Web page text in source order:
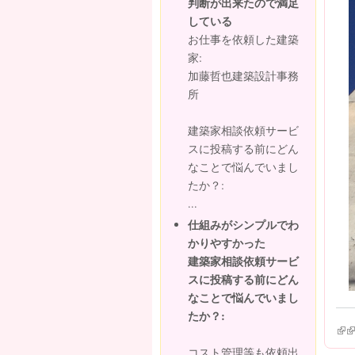
している
お仕事を依頼した建築
家:
加藤哲也建築設計事務
所
建築家相談依頼サービ
スに投稿する前にどん
なことで悩んでいまし
たか？:
...
仕組みがシンプルでわ
かりやすかった
建築家相談依頼サービ
スに投稿する前にどん
なことで悩んでいまし
たか？: